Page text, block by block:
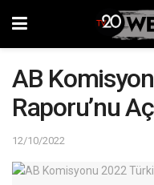
AB
Raporu’nu
12/10/2022